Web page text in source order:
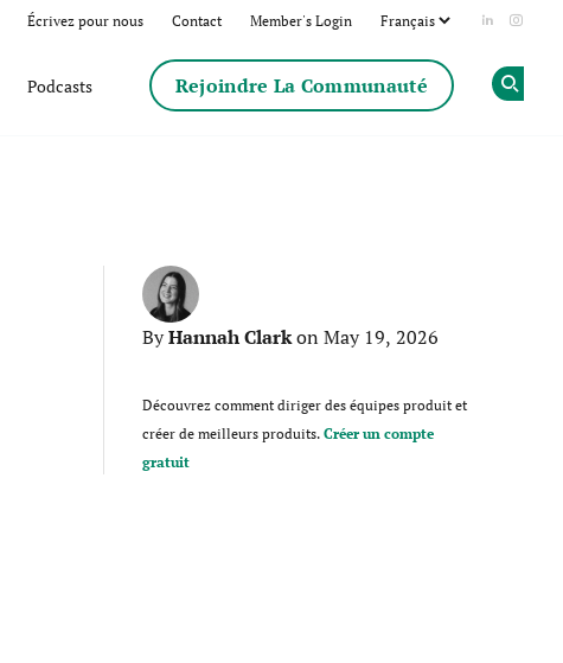
Écrivez pour nous Contact Member's Login Add us
Podcasts Rejoindre La Communauté
ByHannah Clarkon May 19, 2026
Découvrez comment diriger des équipes produit et
créer de meilleurs produits.Créer un compte
gratuit